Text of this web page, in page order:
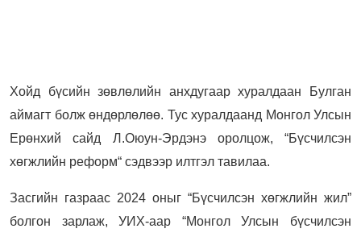
Хойд бүсийн зөвлөлийн анхдугаар хуралдаан Булган
аймагт болж өндөрлөлөө. Тус хуралдаанд Монгол Улсын
Ерөнхий сайд Л.Оюун-Эрдэнэ оролцож, “Бүсчилсэн
хөгжлийн реформ“ сэдвээр илтгэл тавилаа.
Засгийн газраас 2024 оныг “Бүсчилсэн хөгжлийн жил”
болгон зарлаж, УИХ-аар “Монгол Улсын бүсчилсэн